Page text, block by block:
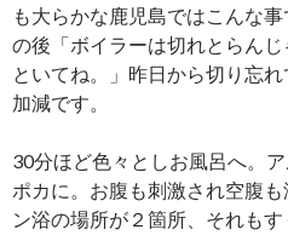
も大らかな鹿児島ではこんな
の後「ボイラーは切れとらん
といてね。」昨日から切り忘
加減です。
30分ほど色々としお風呂へ。
ポカに。お腹も刺激され空腹
ン浴の場所が２箇所、それも